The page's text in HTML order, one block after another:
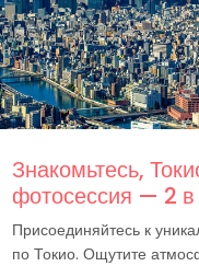
Знакомьтесь,
фотосессия — 2 в
Присоединяйтесь к
по Токио. Ощутите